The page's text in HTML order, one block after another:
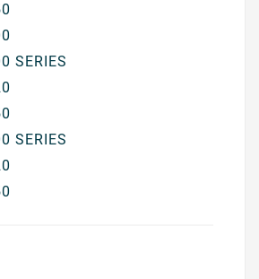
SERIES
SERIES